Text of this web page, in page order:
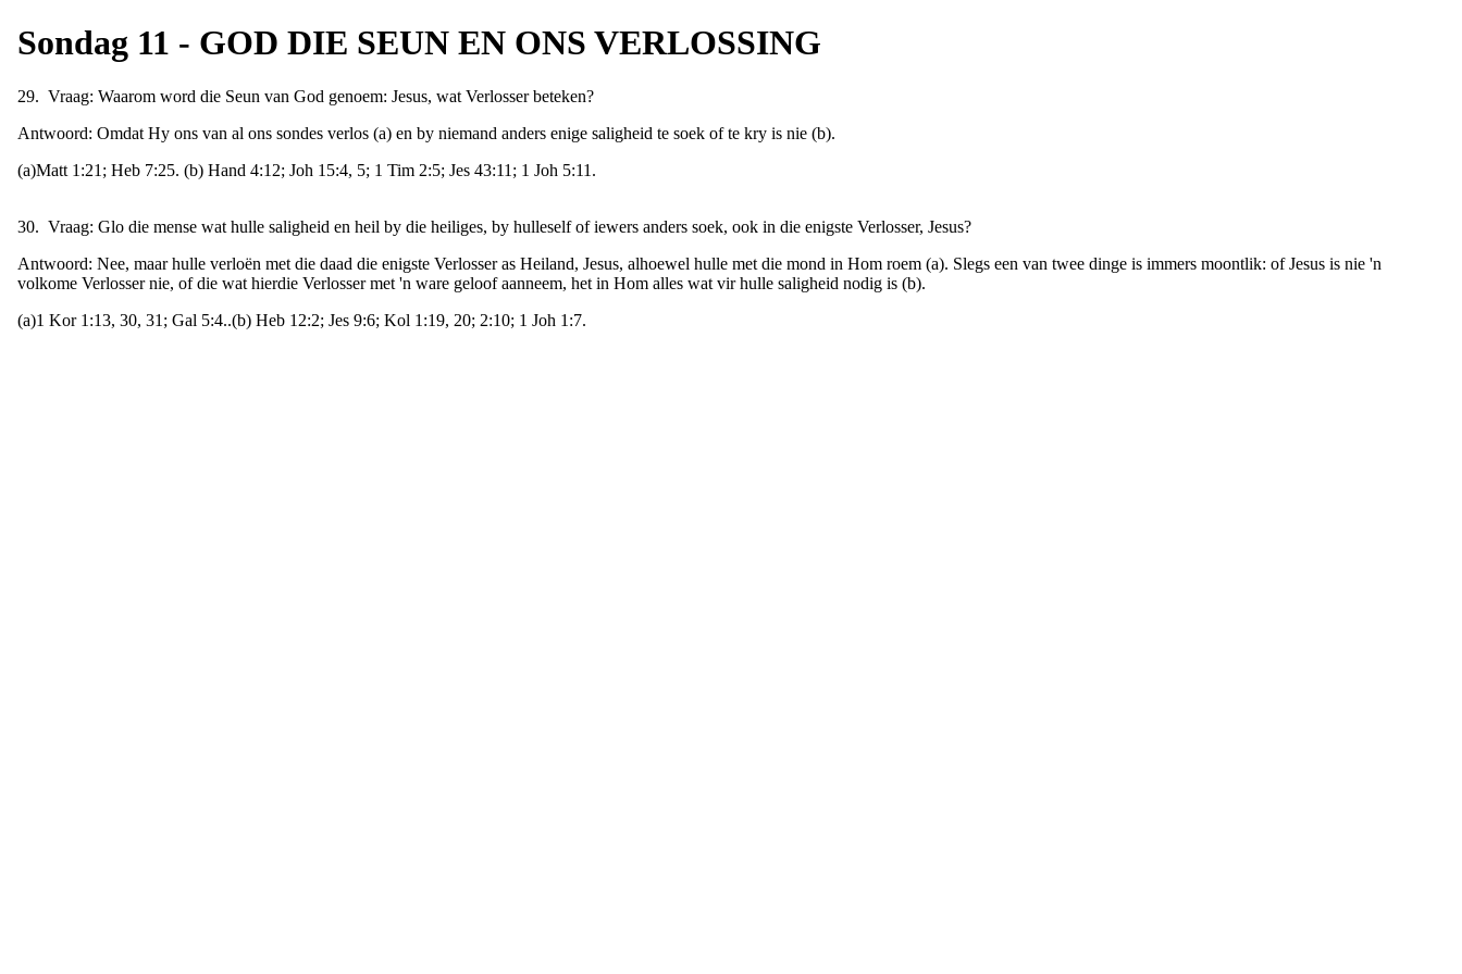
Sondag 11 - GOD DIE SEUN EN ONS VERLOSSING
29. Vraag: Waarom word die Seun van God genoem: Jesus, wat Verlosser beteken?
Antwoord: Omdat Hy ons van al ons sondes verlos (a) en by niemand anders enige saligheid te soek of te kry is nie (b).
(a)Matt 1:21; Heb 7:25. (b) Hand 4:12; Joh 15:4, 5; 1 Tim 2:5; Jes 43:11; 1 Joh 5:11.
30. Vraag: Glo die mense wat hulle saligheid en heil by die heiliges, by hulleself of iewers anders soek, ook in die enigste Verlosser, Jesus?
Antwoord: Nee, maar hulle verloën met die daad die enigste Verlosser as Heiland, Jesus, alhoewel hulle met die mond in Hom roem (a). Slegs een van twee dinge is immers moontlik: of Jesus is nie 'n
volkome Verlosser nie, of die wat hierdie Verlosser met 'n ware geloof aanneem, het in Hom alles wat vir hulle saligheid nodig is (b).
(a)1 Kor 1:13, 30, 31; Gal 5:4..(b) Heb 12:2; Jes 9:6; Kol 1:19, 20; 2:10; 1 Joh 1:7.